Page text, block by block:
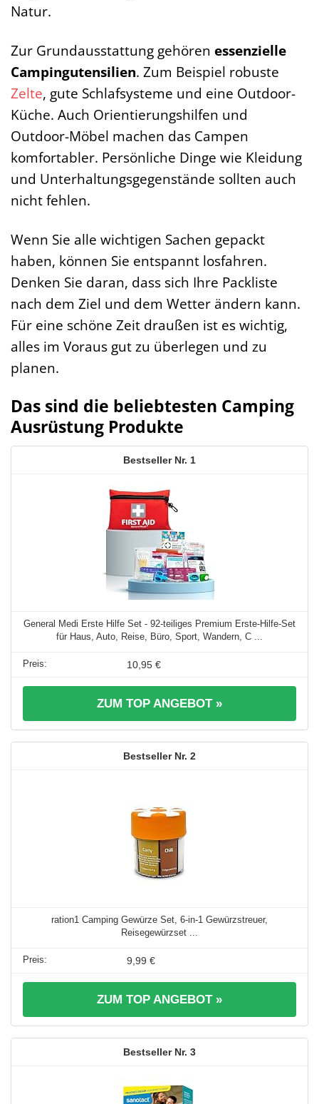
Natur.
Zur Grundausstattung gehören essenzielle
Campingutensilien. Zum Beispiel robuste
Zelte, gute Schlafsysteme und eine Outdoor-
Küche. Auch Orientierungshilfen und
Outdoor-Möbel machen das Campen
komfortabler. Persönliche Dinge wie Kleidung
und Unterhaltungsgegenstände sollten auch
nicht fehlen.
Wenn Sie alle wichtigen Sachen gepackt
haben, können Sie entspannt losfahren.
Denken Sie daran, dass sich Ihre Packliste
nach dem Ziel und dem Wetter ändern kann.
Für eine schöne Zeit draußen ist es wichtig,
alles im Voraus gut zu überlegen und zu
planen.
Das sind die beliebtesten Camping
Ausrüstung Produkte
1
General Medi Erste Hilfe Set - 92-teiliges Premium Erste-Hilfe-Set
für Haus, Auto, Reise, Büro, Sport, Wandern, C ...
10,95 €
ZUM TOP ANGEBOT »
2
ration1 Camping Gewürze Set, 6-in-1 Gewürzstreuer,
Reisegewürzset ...
9,99 €
ZUM TOP ANGEBOT »
3